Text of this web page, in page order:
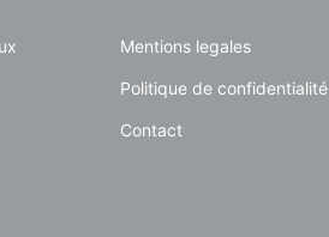
Mentions legales
Politique de confidentialité
Contact